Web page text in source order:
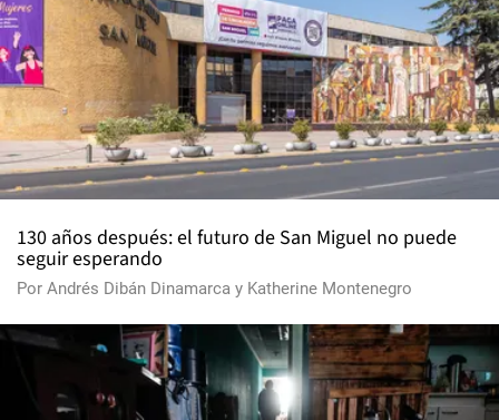
130 años después: el futuro de San Miguel no puede
seguir esperando
Por Andrés Dibán Dinamarca y Katherine Montenegro